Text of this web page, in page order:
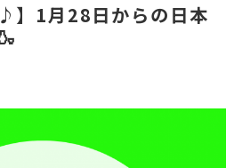
】1月28日からの日本